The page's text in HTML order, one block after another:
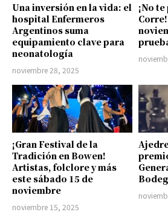
Una inversión en la vida: el
hospital Enfermeros
Argentinos suma
equipamiento clave para
neonatología
noviembre 28, 2025
¡No
¡Gran Festival de la
Tradición en Bowen!
Artistas, folclore y más
este sábado 15 de
noviembre
noviembre 15, 2025